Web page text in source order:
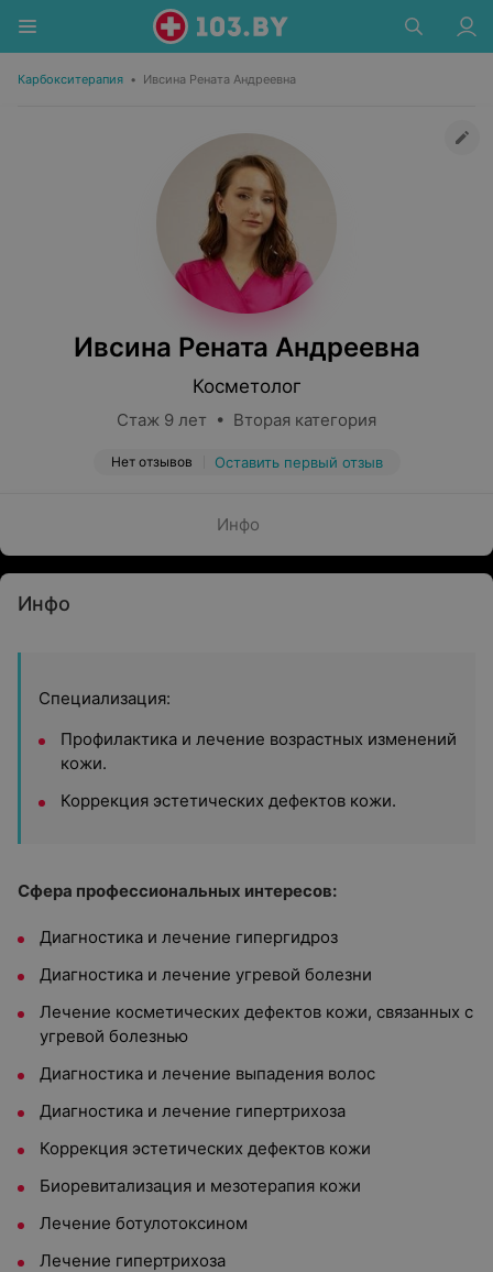
Карбокситерапия • Ивсина Рената Андреевна
Ивсина Рената Андреевна
Косметолог
Стаж 9 лет • Вторая категория
Нет отзывов Оставить первый отзыв
Инфо
Инфо
Специализация:
Профилактика и лечение возрастных изменений
кожи.
Коррекция эстетических дефектов кожи.
Сфера профессиональных интересов:
Диагностика и лечение гипергидроз
Диагностика и лечение угревой болезни
Лечение косметических дефектов кожи, связанных с
угревой болезнью
Диагностика и лечение выпадения волос
Диагностика и лечение гипертрихоза
Коррекция эстетических дефектов кожи
Биоревитализация и мезотерапия кожи
Лечение ботулотоксином
Лечение гипертрихоза